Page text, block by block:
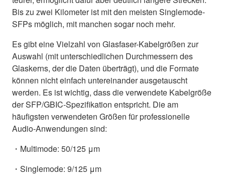
Bis zu zwei Kilometer ist mit den meisten Singlemode-
SFPs möglich, mit manchen sogar noch mehr.
Es gibt eine Vielzahl von Glasfaser-Kabelgrößen zur
Auswahl (mit unterschiedlichen Durchmessern des
Glaskerns, der die Daten überträgt), und die Formate
können nicht einfach untereinander ausgetauscht
werden. Es ist wichtig, dass die verwendete Kabelgröße
der SFP/GBIC-Spezifikation entspricht. Die am
häufigsten verwendeten Größen für professionelle
Audio-Anwendungen sind:
・Multimode: 50/125 μm
・Singlemode: 9/125 μm